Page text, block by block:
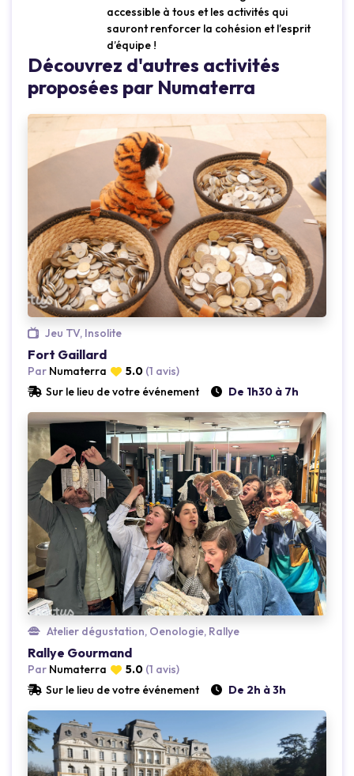
accessible à tous et les activités qui
sauront renforcer la cohésion et l’esprit
d’équipe !
Découvrez d'autres activités
proposées par Numaterra
Loading...
Jeu TV, Insolite
Fort Gaillard
Par Numaterra 5.0 (1 avis)
Sur le lieu de votre événement
De 1h30 à 7h
Loading...
Atelier dégustation, Oenologie, Rallye
Rallye Gourmand
Par Numaterra 5.0 (1 avis)
Sur le lieu de votre événement
De 2h à 3h